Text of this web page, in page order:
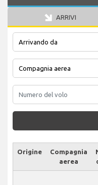
ARRIVI
Origine
Compagnia
aerea